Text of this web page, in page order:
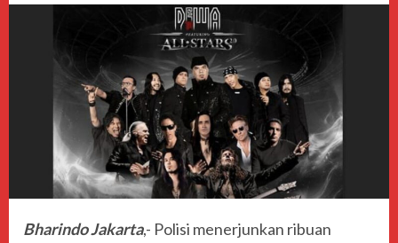
Bharindo Jakarta,- Polisi menerjunkan ribuan